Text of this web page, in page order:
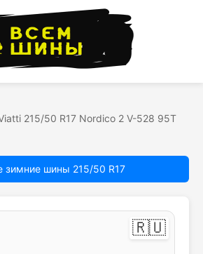
215/50 R17 Nordico 2 V-528 95T
зимние шины 215/50 R17
🇷🇺